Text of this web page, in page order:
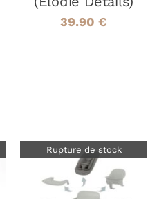
39.90 €
Rupture de stock